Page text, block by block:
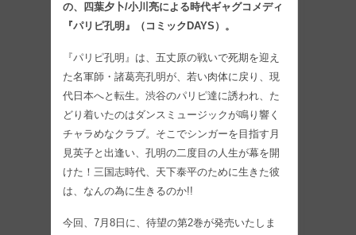
の、四葉夕卜/小川亮による時代ギャグコメディ
『パリピ孔明』（コミックDAYS）。
『パリピ孔明』は、五丈原の戦いで死期を迎え
た名軍師・諸葛亮孔明が、若い肉体に戻り、現
代日本へと転生。渋谷のパリピ達に誘われ、た
どり着いたのはダンスミュージックが鳴り響く
チャラめなクラブ。そこでシンガーを目指す月
見英子と出逢い、孔明の二度目の人生が幕を開
けた！三国志時代、天下泰平のために生きた彼
は、なんの為に生きるのか!!
今回、7月8日に、待望の第2巻が発売いたしま